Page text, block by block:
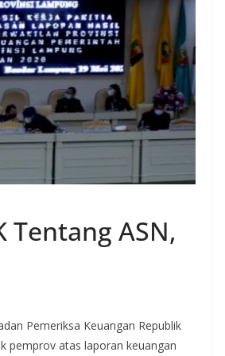
Tentang ASN,
Pemeriksa Keuangan Republik
pemprov atas laporan keuangan